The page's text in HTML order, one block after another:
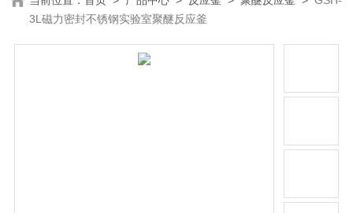
3L磁力密封不锈钢实验室聚醚反应釜